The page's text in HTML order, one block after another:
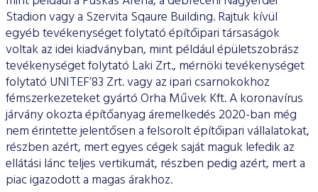
Stadion vagy a Szervita Sqaure Building. Rajtuk kívül
egyéb tevékenységet folytató építőipari társaságok
voltak az idei kiadványban, mint például épületszobrász
tevékenységet folytató Laki Zrt., mérnöki tevékenységet
folytató UNITEF’83 Zrt. vagy az ipari csarnokokhoz
fémszerkezeteket gyártó Orha Művek Kft. A koronavírus
járvány okozta építőanyag áremelkedés 2020-ban még
nem érintette jelentősen a felsorolt építőipari vállalatokat,
részben azért, mert egyes cégek saját maguk lefedik az
ellátási lánc teljes vertikumát, részben pedig azért, mert a
piac igazodott a magas árakhoz.